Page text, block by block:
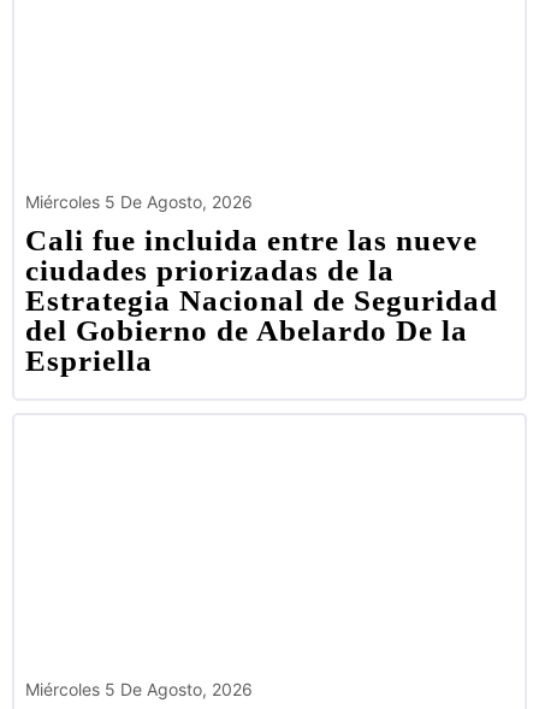
Miércoles 5 De Agosto, 2026
Cali fue incluida entre las nueve
ciudades priorizadas de la
Estrategia Nacional de Seguridad
del Gobierno de Abelardo De la
Espriella
Miércoles 5 De Agosto, 2026